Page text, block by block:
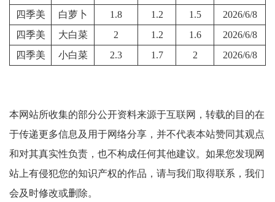
四季美
白萝卜 1.8 1.2 1.5
2026/6/8
四季美
大白菜 2 1.2 1.6
2026/6/8
四季美
小白菜 2.3 1.7 2 2026/6/8
本网站所收集的部分公开资料来源于互联网，转载的目的在
于传递更多信息及用于网络分享，并不代表本站赞同其观点
和对其真实性负责，也不构成任何其他建议。如果您发现网
站上有侵犯您的知识产权的作品，请与我们取得联系，我们
会及时修改或删除。